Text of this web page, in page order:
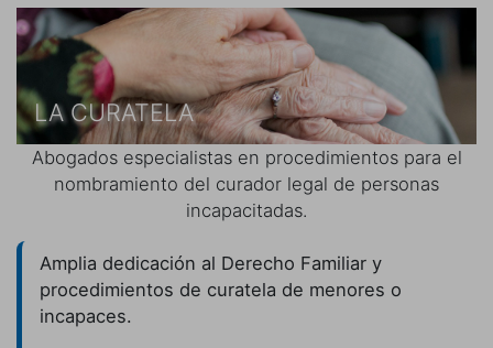
LA CURATELA
Abogados especialistas en procedimientos para el
nombramiento del curador legal de personas
incapacitadas.
Amplia dedicación al Derecho Familiar y
procedimientos de curatela de menores o
incapaces.